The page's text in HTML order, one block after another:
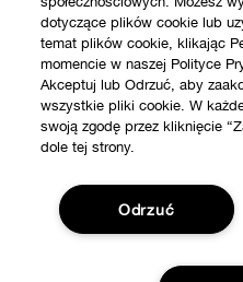
dotyczące plików cookie lub
temat plików cookie, klikając
momencie w naszej Polityce
Akceptuj lub Odrzuć, aby
wszystkie pliki cookie. W
swoją zgodę przez kliknięcie
dole tej strony.
Odrzuć